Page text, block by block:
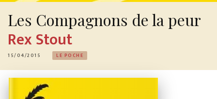
Les Compagnons de la peur
Rex Stout
15/04/2015 LE POCHE